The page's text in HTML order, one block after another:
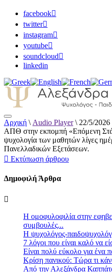
facebook
twitter
instagram
youtube
soundcloud
linkedin
Αλεξάνδρα
Παιδοψυχολόγος
Αρχική \ Audio Player\ 22/5/
ΑΠΘ στην εκπομπή «Επόμενη
ψυχολογία των μαθητών λίγες
Πανελλαδικών Εξετάσεων.
Εκτύπωση άρθρου
Δημοφιλή Άρθρα
Η ομοφυλοφιλία στην
συμβουλές...
Η ψυχολόγος-
7 λόγοι που είναι καλό να
Είναι πολύ εύκολο για ένα
Κρίση πανικού: Τώρα τι
Από την Αλεξάνδρα